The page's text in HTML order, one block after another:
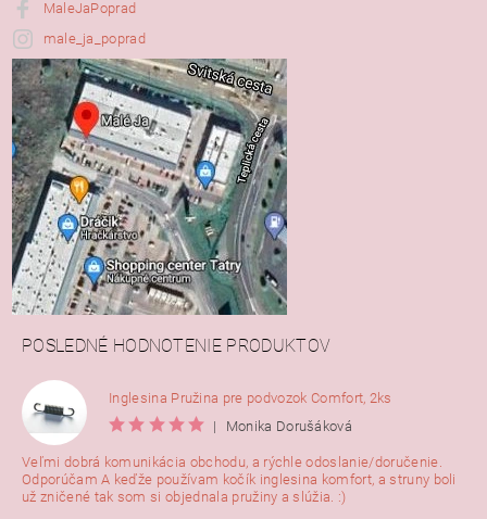
MaleJaPoprad
male_ja_poprad
POSLEDNÉ HODNOTENIE PRODUKTOV
Inglesina Pružina pre podvozok Comfort, 2ks
|
Monika Dorušáková
Veľmi dobrá komunikácia obchodu, a rýchle odoslanie/doručenie.
Odporúčam A keďže používam kočík inglesina komfort, a struny boli
už zničené tak som si objednala pružiny a slúžia. :)